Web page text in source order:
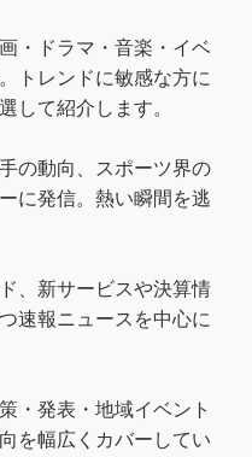
・ドラマ・音楽・イベ
トレンドに敏感な方に
して紹介します。
の動向、スポーツ界の
に発信。熱い瞬間を逃
、新サービスや決算情
速報ニュースを中心に
・発表・地域イベント
を幅広くカバーしてい